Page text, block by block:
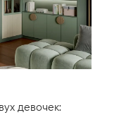
девочек: